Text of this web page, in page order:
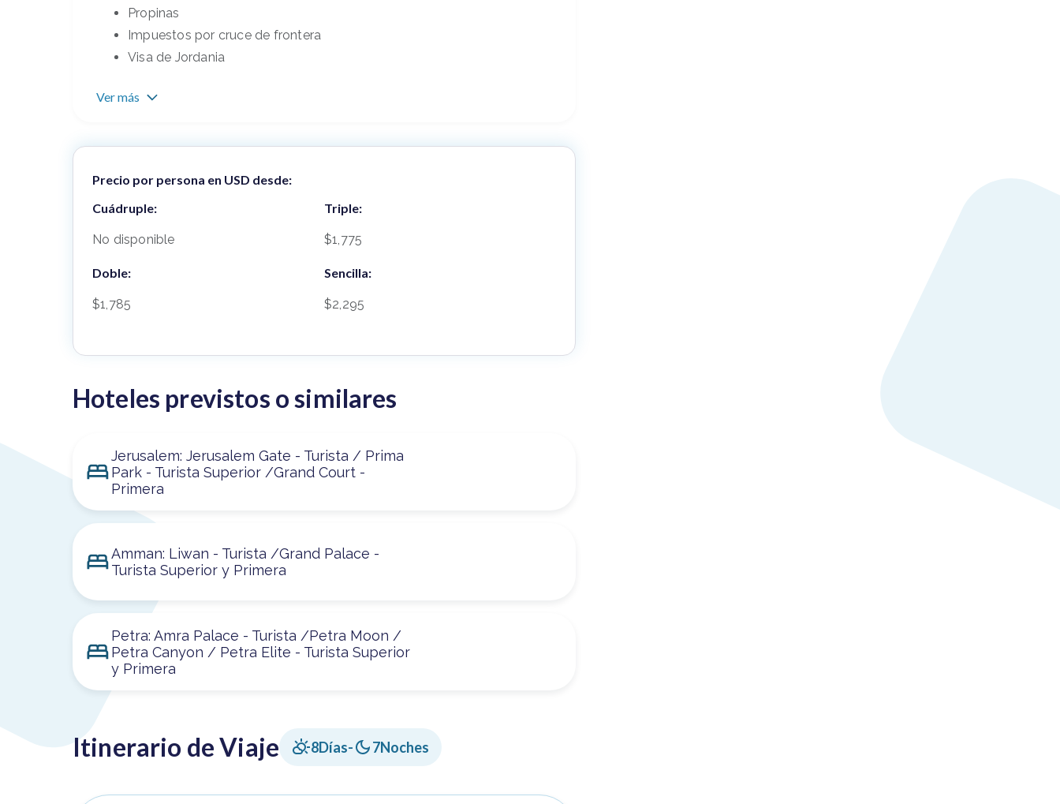
Propinas
Impuestos por cruce de frontera
Visa de Jordania
Ver más
Precio por persona en USD desde:
Cuádruple:
No disponible
Triple:
$1,775
Doble:
$1,785
Sencilla:
$2,295
Hoteles previstos o similares
Jerusalem: Jerusalem Gate - Turista / Prima
Park - Turista Superior /Grand Court -
Primera
Amman: Liwan - Turista /Grand Palace -
Turista Superior y Primera
Petra: Amra Palace - Turista /Petra Moon /
Petra Canyon / Petra Elite - Turista Superior
y Primera
Itinerario de Viaje 8Días- 7Noches